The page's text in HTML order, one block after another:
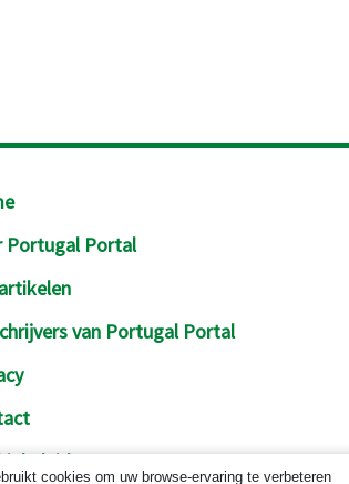
Portugal Portal
van Portugal Portal
cookies om uw browse-ervaring te verbeteren